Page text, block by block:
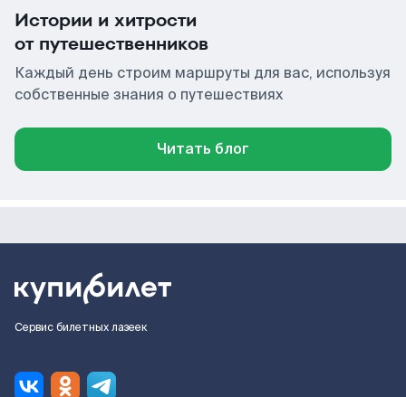
Истории и хитрости
от путешественников
Каждый день строим маршруты для вас, используя
собственные знания о путешествиях
Читать блог
Сервис билетных лазеек